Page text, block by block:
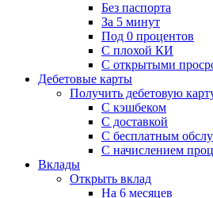
Без паспорта
За 5 минут
Под 0 процентов
С плохой КИ
С открытыми
Дебетовые карты
Получить дебетовую
С кэшбеком
С доставкой
С бесплатным
С начислением
Вклады
Открыть вклад
На 6 месяцев